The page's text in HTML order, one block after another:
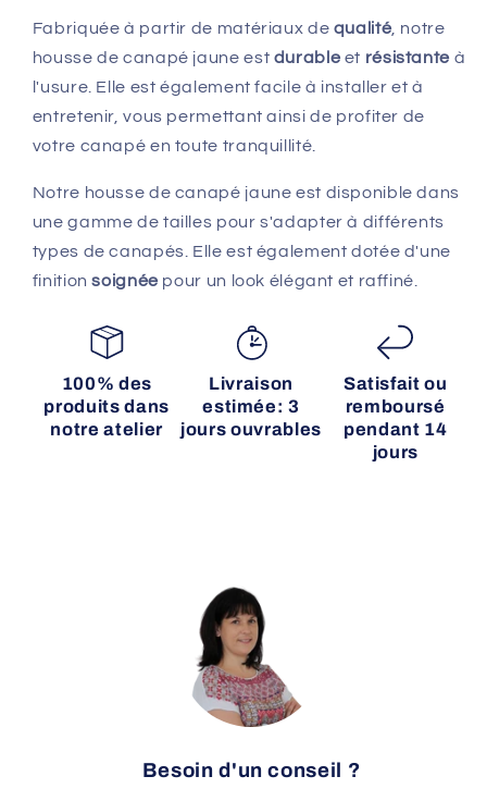
Fabriquée à partir de matériaux de qualité, notre
housse de canapé jaune est durableet résistante à
l'usure. Elle est également facile à installer et à
entretenir, vous permettant ainsi de profiter de
votre canapé en toute tranquillité.
Notre housse de canapé jaune est disponible dans
une gamme de tailles pour s'adapter à différents
types de canapés. Elle est également dotée d'une
finitionsoignéepour un look élégant et raffiné.
100% des
produits dans
notre atelier
Livraison
estimée: 3
jours ouvrables
Satisfait ou
remboursé
pendant 14
jours
Besoin d'un conseil ?